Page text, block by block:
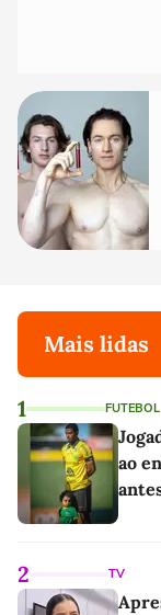
Mais lidas
1 FUTEBOL
ao
2 TV